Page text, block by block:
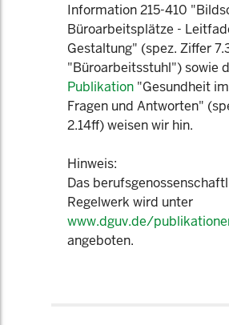
Information 215-410
Büroarbeitsplätze -
Gestaltung" (spez. Ziffer
"Büroarbeitsstuhl") sowie
Publikation "Gesundheit
Fragen und Antworten"
2.14ff) weisen wir hin.
Hinweis:
Das
Regelwerk wird unter
www.dguv.de/
angeboten.